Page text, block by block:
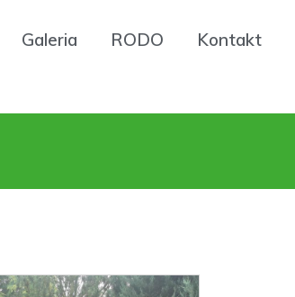
Galeria RODO Kontakt